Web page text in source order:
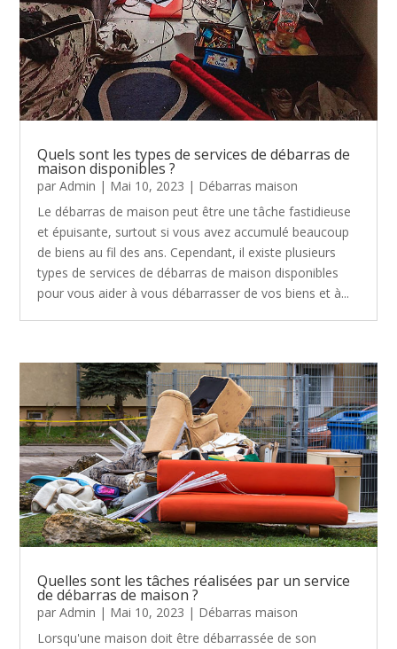
Quels sont les types de services de débarras de
maison disponibles ?
parAdmin | Mai 10, 2023 | Débarras maison
Le débarras de maison peut être une tâche fastidieuse
et épuisante, surtout si vous avez accumulé beaucoup
de biens au fil des ans. Cependant, il existe plusieurs
types de services de débarras de maison disponibles
pour vous aider à vous débarrasser de vos biens et à...
Quelles sont les tâches réalisées par un service
de débarras de maison ?
parAdmin | Mai 10, 2023 | Débarras maison
Lorsqu'une maison doit être débarrassée de son